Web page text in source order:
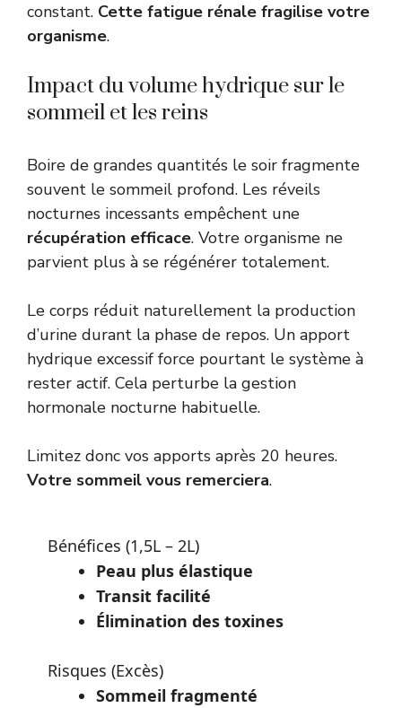
constant. Cette fatigue rénale fragilise votre
organisme.
Impact du volume hydrique sur le
sommeil et les reins
Boire de grandes quantités le soir fragmente
souvent le sommeil profond. Les réveils
nocturnes incessants empêchent une
récupération efficace. Votre organisme ne
parvient plus à se régénérer totalement.
Le corps réduit naturellement la production
d’urine durant la phase de repos. Un apport
hydrique excessif force pourtant le système à
rester actif. Cela perturbe la gestion
hormonale nocturne habituelle.
Limitez donc vos apports après 20 heures.
Votre sommeil vous remerciera.
Bénéfices (1,5L – 2L)
Peau plus élastique
Transit facilité
Élimination des toxines
Risques (Excès)
Sommeil fragmenté